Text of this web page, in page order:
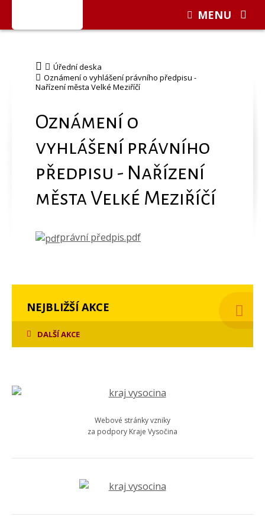
Úřední deska
Oznámení o vyhlášení právního předpisu -
Nařízení města Velké Meziříčí
Oznámení o
vyhlášení právního
předpisu - Nařízení
města Velké Meziříčí
právní předpis.pdf
NEJBLIŽŠÍ AKCE
DALŠÍ AKCE
Webové stránky vzniky
za podpory Kraje Vysočina
MENU